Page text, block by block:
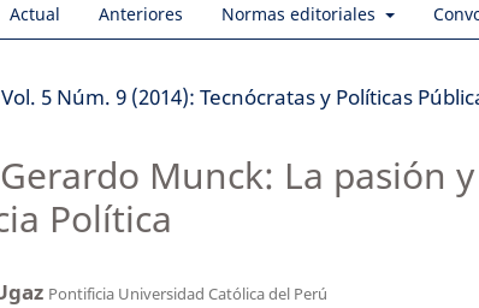
Actual Anteriores Normas editoriales
Vol. 5 Núm. 9 (2014): Tecnócratas y Políticas
Munck: La pasión
Política
Pontificia Universidad Católica del Perú